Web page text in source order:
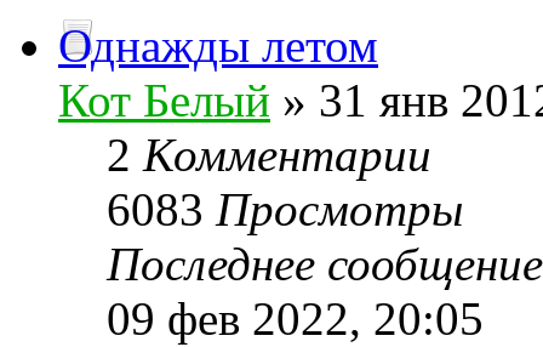
Однажды летом
Кот Белый » 31 янв
2 Комментарии
6083 Просмотры
Последнее
09 фев 2022, 20:05